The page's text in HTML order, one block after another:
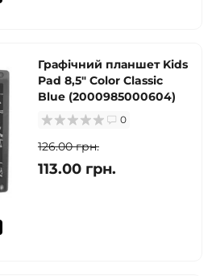
Графічний планшет Kids
Pad 8,5" Color Classic
Blue (2000985000604)
0
126.00 грн.
113.00 грн.